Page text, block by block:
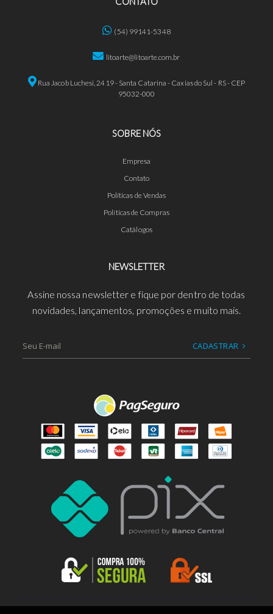
(54) 99141-5348
litoarte@litoarte.com.br
Rua Jacob Luchesi, 2419 - Santa Catarina - Caxias do Sul - RS - CEP
95032-000
SOBRE NÓS
Empresa
Contato
Políticas de Vendas
Políticas de Compras
Catálogos
NEWSLETTER
Assine nossa newsletter e fique por dentro de todas
novidades, lançamentos, promoções e muito mais.
CADASTRAR